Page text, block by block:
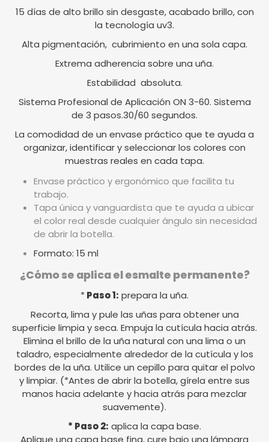
15 días de alto brillo sin desgaste, acabado brillo, con
la tecnología uv3.
Alta pigmentación, cubrimiento en una sola capa.
Extrema adherencia sobre una uña.
Estabilidad absoluta.
Sistema Profesional de Aplicación ON 3-60. Sistema
de 3 pasos.30/60 segundos.
La comodidad de un envase práctico que te ayuda a
organizar, identificar y seleccionar los colores con
muestras reales en cada tapa.
Envase práctico y ergonómico que facilita tu
trabajo.
Tapa única y vanguardista que te ayuda a ubicar
el color real desde cualquier ángulo sin necesidad
de abrir la botella.
Formato: 15 ml
¿Cómo se aplica el esmalte permanente?
*Paso 1: prepara la uña.
Recorta, lima y pule las uñas para obtener una
superficie limpia y seca. Empuja la cutícula hacia atrás.
Elimina el brillo de la uña natural con una lima o un
taladro, especialmente alrededor de la cutícula y los
bordes de la uña. Utilice un cepillo para quitar el polvo
y limpiar. (*Antes de abrir la botella, gírela entre sus
manos hacia adelante y hacia atrás para mezclar
suavemente).
* Paso 2: aplica la capa base.
Aplique una capa base fina, cure bajo una lámpara